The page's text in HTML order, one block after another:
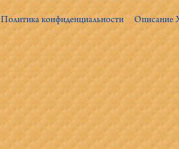
Политика конфиденциальности Описание